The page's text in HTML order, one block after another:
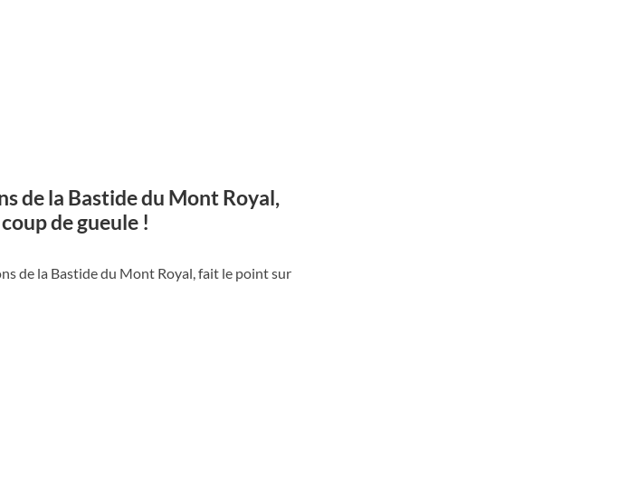
de la Bastide du Mont Royal,
de gueule !
de la Bastide du Mont Royal, fait le point sur